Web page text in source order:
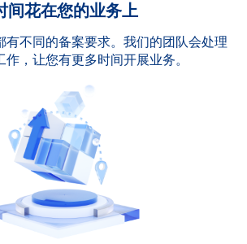
间花在您的业务上
有不同的备案要求。我们的团队会处理
作，让您有更多时间开展业务。